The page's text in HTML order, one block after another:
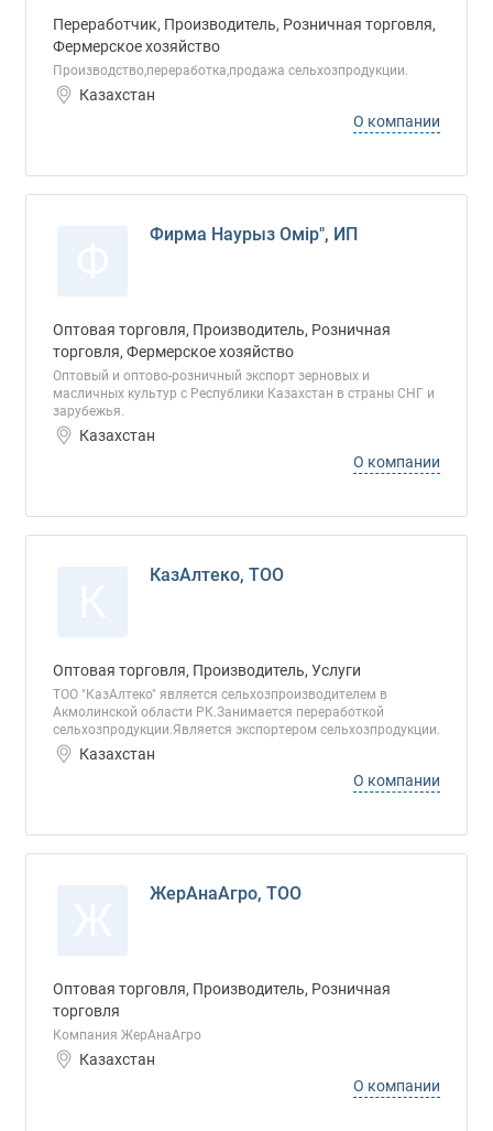
Переработчик, Производитель, Розничная торговля,
Фермерское хозяйство
Производство,переработка,продажа сельхозпродукции.
Казахстан
О компании
Фирма Наурыз Омiр", ИП
Оптовая торговля, Производитель, Розничная
торговля, Фермерское хозяйство
Оптовый и оптово-розничный экспорт зерновых и
масличных культур с Республики Казахстан в страны СНГ и
зарубежья.
Казахстан
О компании
КазАлтеко, ТОО
Оптовая торговля, Производитель, Услуги
ТОО "КазАлтеко" является сельхозпроизводителем в
Акмолинской области РК.Занимается переработкой
сельхозпродукции.Является экспортером сельхозпродукции.
Казахстан
О компании
ЖерАнаАгро, ТОО
Оптовая торговля, Производитель, Розничная
торговля
Компания ЖерАнаАгро
Казахстан
О компании